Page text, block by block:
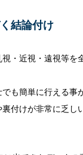
結論付け
・近視・遠視等を
も簡単に行える事
付けが非常に乏し